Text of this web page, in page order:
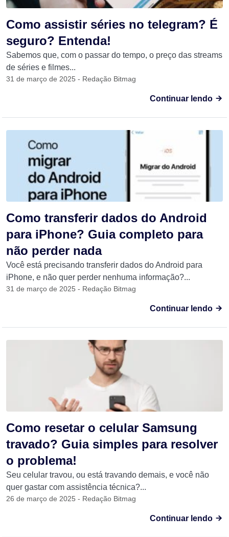
Como assistir séries no telegram? É
seguro? Entenda!
Sabemos que, com o passar do tempo, o preço das streams
de séries e filmes...
31 de março de 2025 - Redação Bitmag
Continuar lendo
Como transferir dados do Android
para iPhone? Guia completo para
não perder nada
Você está precisando transferir dados do Android para
iPhone, e não quer perder nenhuma informação?...
31 de março de 2025 - Redação Bitmag
Continuar lendo
Como resetar o celular Samsung
travado? Guia simples para resolver
o problema!
Seu celular travou, ou está travando demais, e você não
quer gastar com assistência técnica?...
26 de março de 2025 - Redação Bitmag
Continuar lendo